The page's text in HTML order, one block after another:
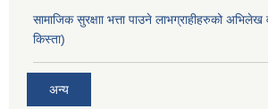
सामाजिक सुरक्षाा भत्ता पाउने लाभग्राहीहरुको
किस्ता)
अन्य